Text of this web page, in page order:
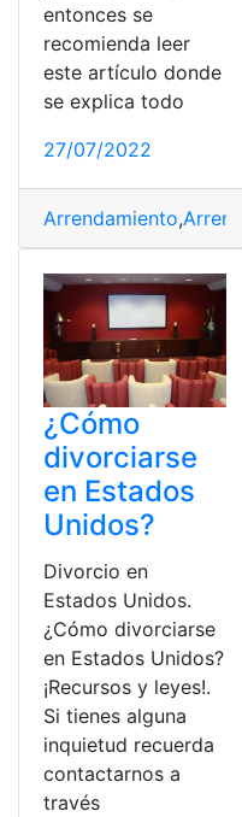
entonces se
recomienda leer
este artículo donde
se explica todo
27/07/2022
Arrendamiento,
¿Cómo
divorciarse
en Estados
Unidos?
Divorcio en
Estados Unidos.
¿Cómo divorciarse
en Estados Unidos?
¡Recursos y leyes!.
Si tienes alguna
inquietud recuerda
contactarnos a
través